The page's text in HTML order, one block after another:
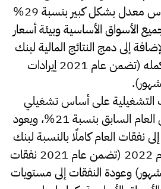
التشغيلي على أساس معدل بشكل كبير بنسبة 29%
الأسواق الأساسية وبيئة أسعار
إلى دمج النتائج المالية لبنك
بلوم مصر للعام بأكمله (تضمن عام 2021 إيرادات
على أساس تشغيلي
مستويات أعلى عن العام السابق بنسبة 21%، ويعود
نفقات العام كاملًا بالنسبة لبنك
بلوم مصر خلال عام 2022 (تضمن عام 2021 نفقات
بنك بلوم مصر لـ5 شهور) وعودة النفقات إلى مستويات